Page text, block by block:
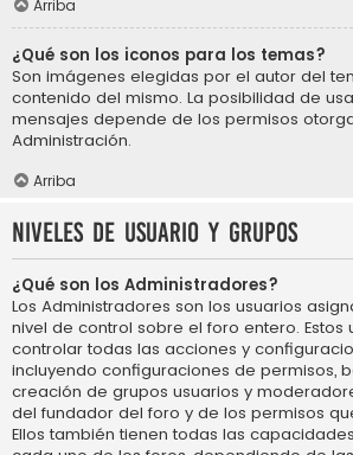
Arriba
¿Qué son los iconos para los temas?
Son imágenes elegidas por el autor del
contenido del mismo. La posibilidad de
mensajes depende de los permisos
Administración.
Arriba
Niveles de usuario y grupos
¿Qué son los Administradores?
Los Administradores son los usuarios
nivel de control sobre el foro entero. Estos
controlar todas las acciones y
incluyendo configuraciones de permisos,
creación de grupos usuarios y
del fundador del foro y de los permisos
Ellos también tienen todas las